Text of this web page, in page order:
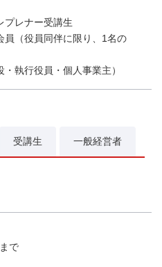
プレナー受講生
員（役員同伴に限り、1名の
執行役員・個人事業主）
受講生 一般経営者
で